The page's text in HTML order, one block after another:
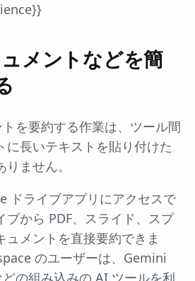
メントなどを簡
を要約する作業は、ツール間
に長いテキストを貼り付けた
ません。
ドライブアプリにアクセスで
ブから PDF、スライド、スプ
ュメントを直接要約できま
のユーザーは、Gemini